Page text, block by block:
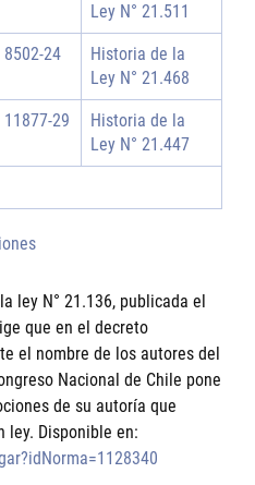
Ley N° 21.511
24
Historia de la
Ley N° 21.468
29
Historia de la
Ley N° 21.447
ley N° 21.136, publicada el
que en el decreto
el nombre de los autores del
Nacional de Chile pone
de su autoría que
ley. Disponible en: